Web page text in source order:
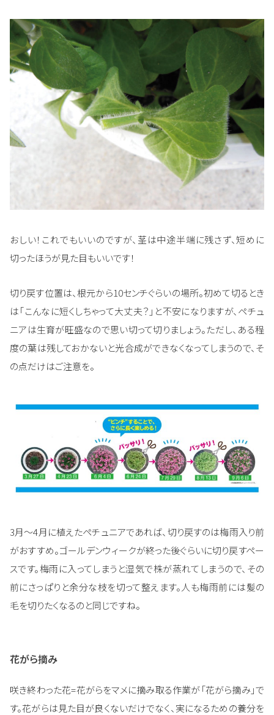
おしい！これでもいいのですが、茎は中途半端に残さず、短めに
切ったほうが見た目もいいです！
切り戻す位置は、根元から10センチぐらいの場所。初めて切るとき
は「こんなに短くしちゃって大丈夫？」と不安になりますが、ペチュ
ニアは生育が旺盛なので思い切って切りましょう。ただし、ある程
度の葉は残しておかないと光合成ができなくなってしまうので、そ
の点だけはご注意を。
3月～4月に植えたペチュニアであれば、切り戻すのは梅雨入り前
がおすすめ。ゴールデンウィークが終った後ぐらいに切り戻すペー
スです。梅雨に入ってしまうと湿気で株が蒸れてしまうので、その
前にさっぱりと余分な枝を切って整えます。人も梅雨前には髪の
毛を切りたくなるのと同じですね。
花がら摘み
咲き終わった花=花がらをマメに摘み取る作業が「花がら摘み」で
す。花がらは見た目が良くないだけでなく、実になるための養分を